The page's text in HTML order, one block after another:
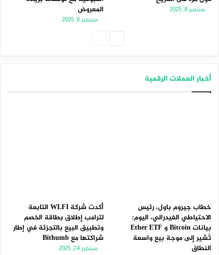
سبتمبر 8, 2025
المعروض
سبتمبر 6, 2025
أخبار العملات الرقمية
خطاب جيروم باول، رئيس
الاحتياطي الفيدرالي، اليوم:
بيانات Bitcoin و Ether ETF
تُشير إلى موجة بيع واسعة
النطاق
أكدت شركة WLFI التابعة
لترامب إطلاق بطاقة الخصم
وتطبيق البيع بالتجزئة في إطار
شراكتها مع Bithumb
سبتمبر 24, 2025